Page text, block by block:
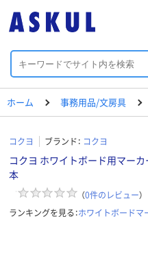
ホーム 事務用品/文房具
コクヨ ブランド： コクヨ
コクヨ ホワイトボード用マーカ
本
（0件のレビュー）
ランキングを見る：ホワイトボードマ